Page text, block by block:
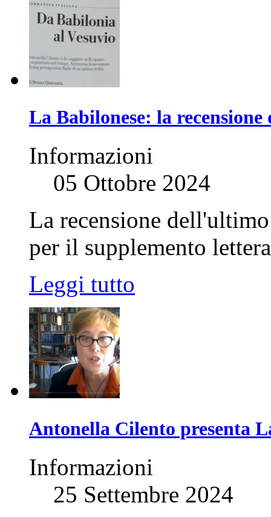
La Babilonese: la
Informazioni
05 Ottobre 2024
La recensione
per il supplemento
Leggi tutto
Antonella Cilento presenta
Informazioni
25 Settembre 2024